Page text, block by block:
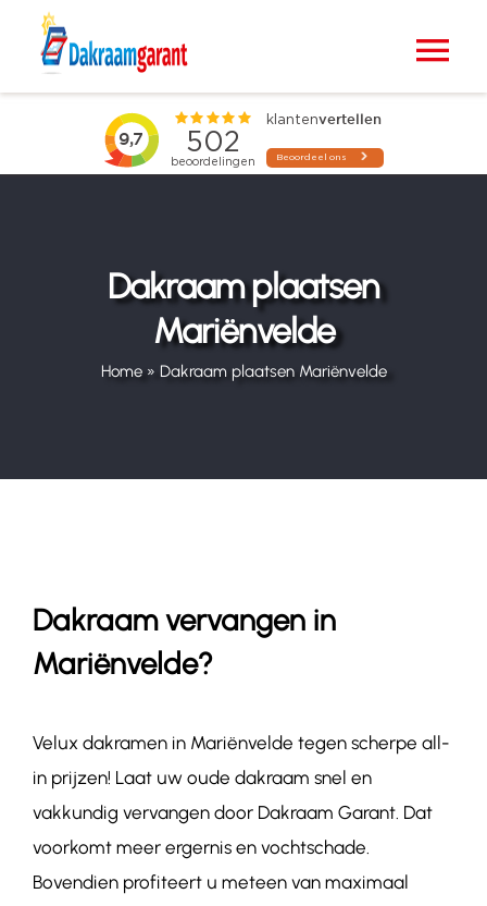
Blogs
Dakraam plaatsen
Mariënvelde
Home» Dakraam plaatsen Mariënvelde
Dakraam vervangen in
Mariënvelde?
Velux dakramen in Mariënvelde tegen scherpe all-
in prijzen! Laat uw oude dakraam snel en
vakkundig vervangen door Dakraam Garant. Dat
voorkomt meer ergernis en vochtschade.
Bovendien profiteert u meteen van maximaal